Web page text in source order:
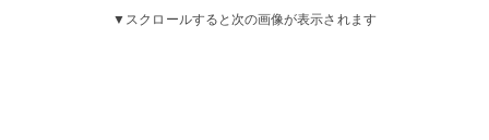
▼スクロールすると次の画像が表示されます